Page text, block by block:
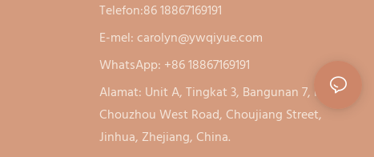
Telefon:86 18867169191
E-mel:carolyn@ywqiyue.com
WhatsApp: +86 18867169191
Alamat: Unit A, Tingkat 3, Bangunan 7, No. 333,
Chouzhou West Road, Choujiang Street,
Jinhua, Zhejiang, China.